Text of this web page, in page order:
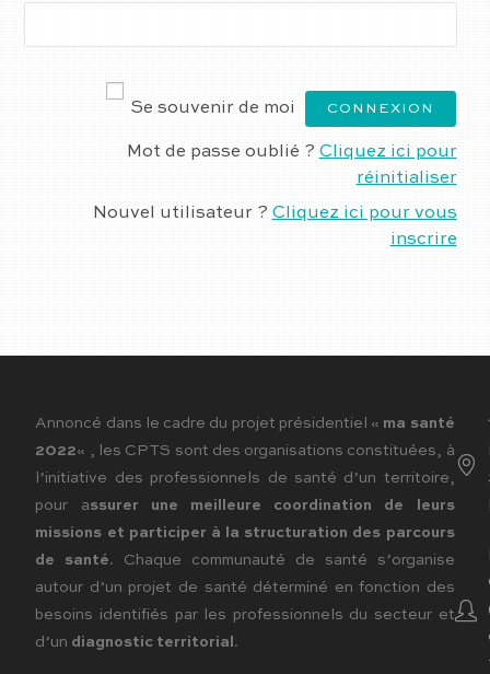
Se souvenir de moi
Mot de passe oublié ? Cliquez ici pour
réinitialiser
Nouvel utilisateur ? Cliquez ici pour vous
inscrire
Annoncé dans le cadre du projet présidentiel « ma santé
2022« , les CPTS sont des organisations constituées, à
l’initiative des professionnels de santé d’un territoire,
pour assurer une meilleure coordination de leurs
missions et participer à la structuration des parcours
de santé. Chaque communauté de santé s’organise
autour d’un projet de santé déterminé en fonction des
besoins identifiés par les professionnels du secteur et
d’un diagnostic territorial .